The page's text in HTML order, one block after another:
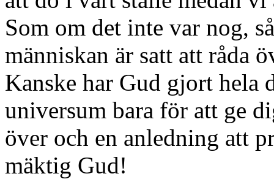
Som om det inte var nog,
människan är satt att råda
Kanske har Gud gjort hela
universum bara för att ge
över och en anledning att
mäktig Gud!